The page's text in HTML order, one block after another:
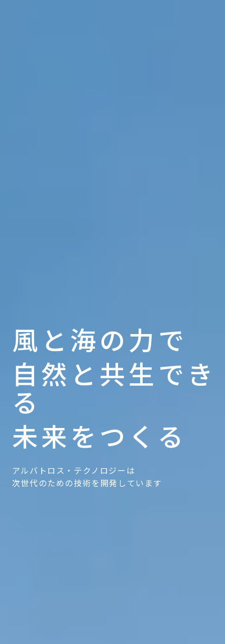
風と海の力で
自然と共生でき
る
未来をつくる
アルバトロス・テクノロジーは
次世代のための技術を開発しています